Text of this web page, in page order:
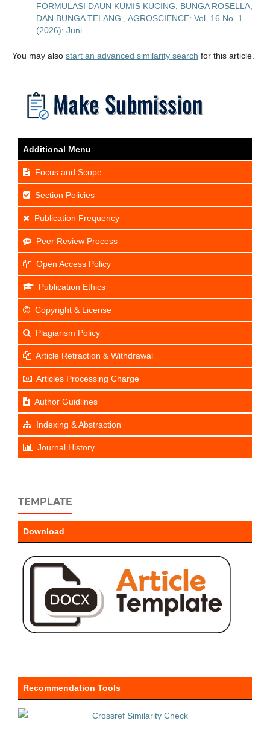
FORMULASI DAUN KUMIS KUCING, BUNGA ROSELLA,
DAN BUNGA TELANG
AGROSCIENCE: Vol. 16 No. 1
(2026): Juni
You may also start an advanced similarity search for this article.
Additional Menu
Focus and Scope
Section Policies
Publication Frequency
Peer Review Process
Open Access Policy
Publication Ethics
Copyright & License
Plagiarism Policy
Article Retraction & Withdrawal
Articles Processing Charge
Author Guidlines
Indexing & Abstraction
Journal History
TEMPLATE
Download
Recommendation Tools